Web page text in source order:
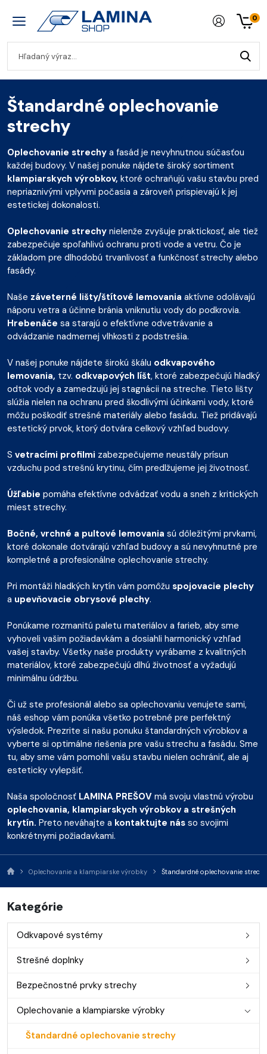
0
Štandardné oplechovanie
strechy
Oplechovanie strechy a fasád je nevyhnutnou súčasťou
každej budovy. V našej ponuke nájdete široký sortiment
klampiarskych výrobkov, ktoré ochraňujú vašu stavbu pred
nepriaznivými vplyvmi počasia a zároveň prispievajú k jej
estetickej dokonalosti.
Oplechovanie strechy nielenže zvyšuje praktickosť, ale tiež
zabezpečuje spoľahlivú ochranu proti vode a vetru. Čo je
základom pre dlhodobú trvanlivosť a funkčnosť strechy alebo
fasády.
Naše záveterné lišty/štítové lemovania aktívne odolávajú
náporu vetra a účinne bránia vniknutiu vody do podkrovia.
Hrebenáče sa starajú o efektívne odvetrávanie a
odvádzanie nadmernej vlhkosti z podstrešia.
V našej ponuke nájdete širokú škálu odkvapového
lemovania, tzv. odkvapových líšt, ktoré zabezpečujú hladký
odtok vody a zamedzujú jej stagnácii na streche. Tieto lišty
slúžia nielen na ochranu pred škodlivými účinkami vody, ktoré
môžu poškodiť strešné materiály alebo fasádu. Tiež pridávajú
estetický prvok, ktorý dotvára celkový vzhľad budovy.
S vetracími profilmi zabezpečujeme neustály prísun
vzduchu pod strešnú krytinu, čím predlžujeme jej životnosť.
Úžľabie pomáha efektívne odvádzať vodu a sneh z kritických
miest strechy.
Bočné, vrchné a pultové lemovania sú dôležitými prvkami,
ktoré dokonale dotvárajú vzhľad budovy a sú nevyhnutné pre
kompletné a profesionálne oplechovanie strechy.
Pri montáži hladkých krytín vám pomôžu spojovacie plechy
a upevňovacie obrysové plechy.
Ponúkame rozmanitú paletu materiálov a farieb, aby sme
vyhoveli vašim požiadavkám a dosiahli harmonický vzhľad
vašej stavby. Všetky naše produkty vyrábame z kvalitných
materiálov, ktoré zabezpečujú dlhú životnosť a vyžadujú
minimálnu údržbu.
Či už ste profesionál alebo sa oplechovaniu venujete sami,
náš eshop vám ponúka všetko potrebné pre perfektný
výsledok. Prezrite si našu ponuku štandardných výrobkov a
vyberte si optimálne riešenia pre vašu strechu a fasádu. Sme
tu, aby sme vám pomohli vašu stavbu nielen ochrániť, ale aj
esteticky vylepšiť.
Naša spoločnosť LAMINA PREŠOV má svoju vlastnú výrobu
oplechovania, klampiarskych výrobkov a strešných
krytín. Preto neváhajte a kontaktujte nás so svojimi
konkrétnymi požiadavkami.
Oplechovanie a klampiarske výrobky Štandardné oplechovanie strechy
Kategórie
Odkvapové systémy
Strešné doplnky
Bezpečnostné prvky strechy
Oplechovanie a klampiarske výrobky
Štandardné oplechovanie strechy